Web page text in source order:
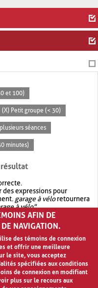
et 100)
(X) Petit groupe (< 30)
séances
minutes)
expressions pour
garage à véloretournera
à vélo".
avec OR.garage OR vélo
quegarage à vélo
AFIN DE
DE NAVIGATION.
des témoins de connexion
et offrir une meilleure
le site, vous acceptez
spécifiées aux conditions
de connexion en modifiant
plus sur le recours aux